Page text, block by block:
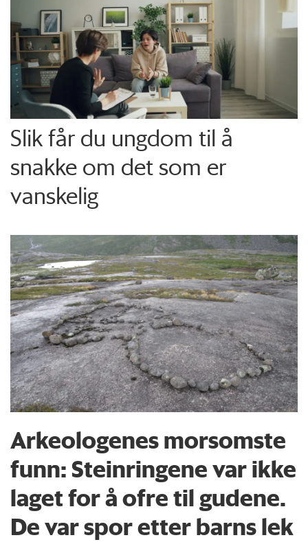
Slik får du ungdom til å
snakke om det som er
vanskelig
Arkeologenes morsomste
funn: Steinringene var ikke
laget for å ofre til gudene.
De var spor etter barns lek